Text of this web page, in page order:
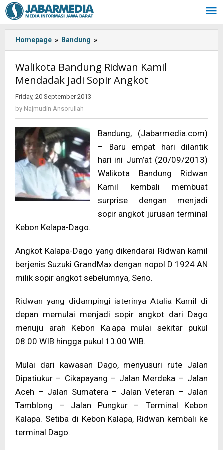
Skip
to
content
Homepage » Bandung »
Bandung
Kamil
Mendadak
Walikota Bandung Ridwan Kamil
Mendadak Jadi Sopir Angkot
Friday, 20 September 2013
by Najmudin Ansorullah
Bandung, (Jabarmedia.com)
– Baru empat hari dilantik
hari ini Jum’at (20/09/2013)
Walikota Bandung Ridwan
Kamil kembali membuat
surprise dengan menjadi
sopir angkot jurusan terminal
Kebon Kelapa-Dago.
Angkot Kalapa-Dago yang dikendarai Ridwan kamil
berjenis Suzuki GrandMax dengan nopol D 1924 AN
milik sopir angkot sebelumnya, Seno.
Ridwan yang didampingi isterinya Atalia Kamil di
depan memulai menjadi sopir angkot dari Dago
menuju arah Kebon Kalapa mulai sekitar pukul
08.00 WIB hingga pukul 10.00 WIB.
Mulai dari kawasan Dago, menyusuri rute Jalan
Dipatiukur – Cikapayang – Jalan Merdeka – Jalan
Aceh – Jalan Sumatera – Jalan Veteran – Jalan
Tamblong – Jalan Pungkur – Terminal Kebon
Kalapa. Setiba di Kebon Kalapa, Ridwan kembali ke
terminal Dago.